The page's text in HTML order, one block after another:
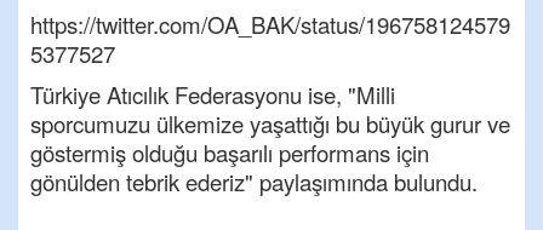
https://twitter.com/OA_BAK/status/196758124579
5377527
Türkiye Atıcılık Federasyonu ise, "Milli
sporcumuzu ülkemize yaşattığı bu büyük gurur ve
göstermiş olduğu başarılı performans için
gönülden tebrik ederiz" paylaşımında bulundu.